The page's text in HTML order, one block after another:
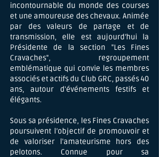
incontournable du monde des courses
et une amoureuse des chevaux. Animée
par des valeurs de partage et de
transmission, elle est aujourd’hui la
Présidente de la section "Les Fines
Cravaches", regroupement
emblématique qui convie les membres
associés et actifs du Club GRC, passés 40
ans, autour d'événements festifs et
élégants.
Sous sa présidence, les Fines Cravaches
poursuivent l’objectif de promouvoir et
de valoriser l'amateurisme hors des
pelotons. Connue pour sa